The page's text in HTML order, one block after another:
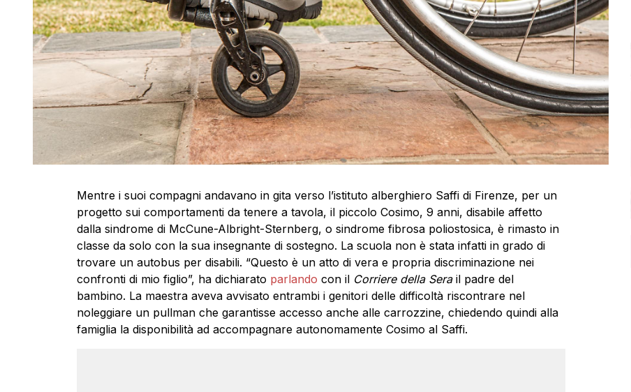
Mentre i suoi compagni andavano in gita verso l’istituto alberghiero Saffi di Firenze, per un
progetto sui comportamenti da tenere a tavola, il piccolo Cosimo, 9 anni, disabile affetto
dalla sindrome di McCune-Albright-Sternberg, o sindrome fibrosa poliostosica, è rimasto in
classe da solo con la sua insegnante di sostegno. La scuola non è stata infatti in grado di
trovare un autobus per disabili. “Questo è un atto di vera e propria discriminazione nei
confronti di mio figlio”, ha dichiarato parlando con il Corriere della Serail padre del
bambino. La maestra aveva avvisato entrambi i genitori delle difficoltà riscontrare nel
noleggiare un pullman che garantisse accesso anche alle carrozzine, chiedendo quindi alla
famiglia la disponibilità ad accompagnare autonomamente Cosimo al Saffi.